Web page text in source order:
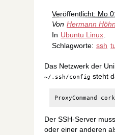
Veröffentlicht: Mo
Von Hermann
In Ubuntu Linux.
Schlagworte: ssh
Das Netzwerk der
~/.ssh/config steht
Der SSH-Server
oder einer anderen